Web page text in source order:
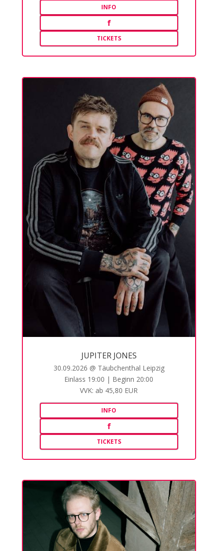
INFO
f
TICKETS
JUPITER JONES
30.09.2026 @ Täubchenthal Leipzig
Einlass 19:00 | Beginn 20:00
VVK: ab 45,80 EUR
INFO
f
TICKETS